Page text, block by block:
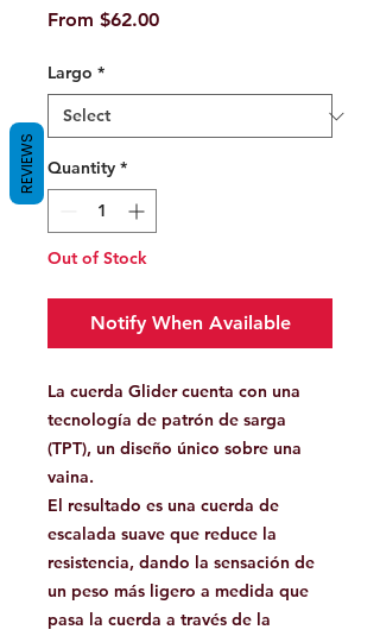
From $62.00Sale
Largo *
Quantity *
Out of Stock
Notify When Available
La cuerda Glider cuenta con una
tecnología de patrón de sarga
(TPT), un diseño único sobre una
vaina.
El resultado es una cuerda de
escalada suave que reduce la
resistencia, dando la sensación de
un peso más ligero a medida que
pasa la cuerda a través de la
REVIEWS